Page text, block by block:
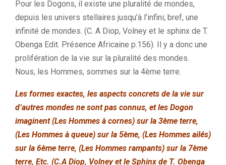
Pour les Dogons, il existe une pluralité de mondes,
depuis les univers stellaires jusqu’à l’infini; bref, une
infinité de mondes. (C. A Diop, Volney et le sphinx de T.
Obenga Edit. Présence Africaine p.156). Il y a donc une
prolifération de la vie sur la pluralité des mondes.
Nous, les Hommes, sommes sur la 4ème terre.
Les formes exactes, les aspects concrets de la vie sur
d’autres mondes ne sont pas connus, et les Dogon
imaginent (Les Hommes à cornes) sur la 3ème terre,
(Les Hommes à queue) sur la 5ème, (Les Hommes ailés)
sur la 6ème terre, (Les Hommes rampants) sur la 7ème
terre, Etc. (C.A Diop, Volney et le Sphinx de T. Obenga